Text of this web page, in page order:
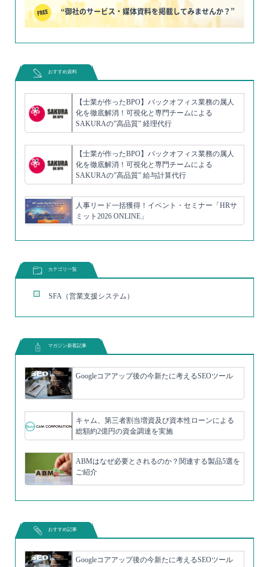
“御社のサービス・媒体資料を掲載してみませんか？”
おすすめ資料
【士業が作ったBPO】バックオフィス業務の属人
化を徹底解消！可視化と専門チームによる
SAKURAの”高品質” 経理代行
【士業が作ったBPO】バックオフィス業務の属人
化を徹底解消！可視化と専門チームによる
SAKURAの”高品質” 給与計算代行
人事リード一括獲得！イベント・セミナー「HRサ
ミット2026 ONLINE」
カテゴリ一覧
SFA（営業支援システム）
マガジン新着記事
Googleコアアップ後の今新たに考えるSEOツール
キャム、第三者割当増資及び資本性ローンによる
総額約2億円の資金調達を実施
ABMはなぜ必要とされるのか？関連する製品5選を
ご紹介
おすすめ記事
Googleコアアップ後の今新たに考えるSEOツール